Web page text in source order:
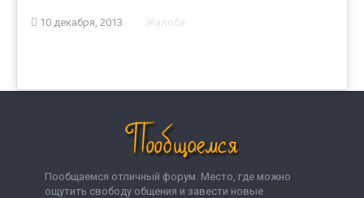
10 декабря, 2013 Жалоба
Пообщаемся отличный форум. Место, где можно
ощутить свободу общения и завести новые